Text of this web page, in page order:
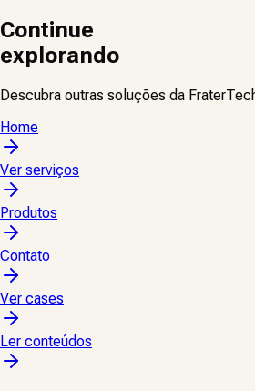
Continue
explorando
Descubra outras soluções da
Home
Ver serviços
Produtos
Contato
Ver cases
Ler conteúdos